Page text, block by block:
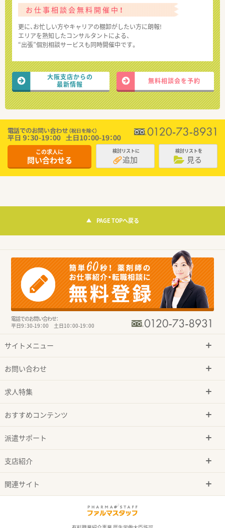
お仕事相談会無料開催中！
更に、お忙しい方やキャリアの棚卸がしたい方に朗報!
エリアを熟知したコンサルタントによる、
“出張”個別相談サービスも同時開催中です。
大阪支店からの
最新情報
無料相談会を予約
この求人に
問い合わせる
検討リストに
追加
検討リストを
見る
PAGE TOPへ戻る
電話でのお問い合わせ：
平日9：30-19：00 土日10：00-19：00
サイトメニュー
お問い合わせ
求人特集
おすすめコンテンツ
派遣サポート
支店紹介
関連サイト